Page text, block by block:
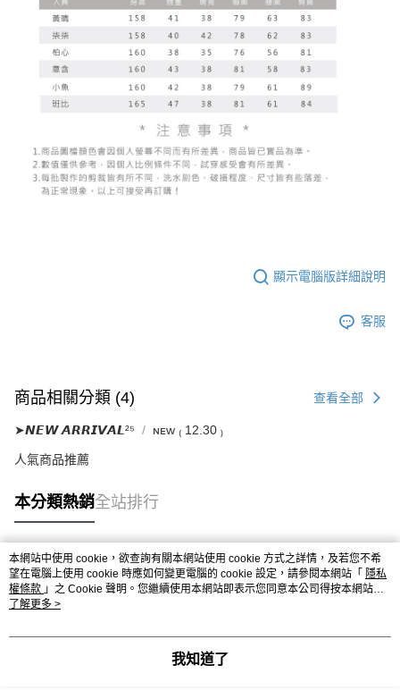
顯示電腦版詳細說明
客服
商品相關分類 (4) 查看全部
➤𝙉𝙀𝙒 𝘼𝙍𝙍𝙄𝙑𝘼𝙇²⁵ ɴᴇᴡ ₍ 12.30 ₎
人氣商品推薦
本分類熱銷全站排行
熱門標籤
本網站中使用 cookie，欲查詢有關本網站使用 cookie 方式之詳情，及若您不希
望在電腦上使用 cookie 時應如何變更電腦的 cookie 設定，請參閱本網站「 隱私
權條款 」之 Cookie 聲明。您繼續使用本網站即表示您同意本公司得按本網站使
用條款之 Cookie 聲明使用 cookie。
了解更多 >
我知道了